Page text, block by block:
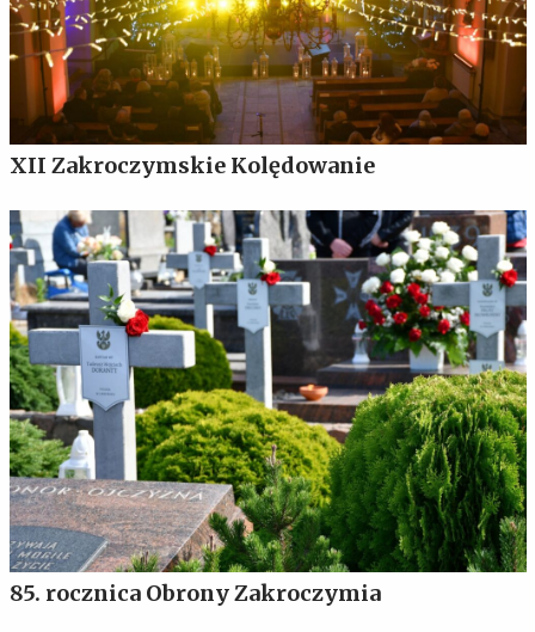
XII Zakroczymskie Kolędowanie
85. rocznica Obrony Zakroczymia